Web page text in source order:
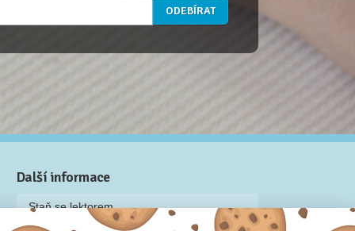
Další informace
Staň se lektorem